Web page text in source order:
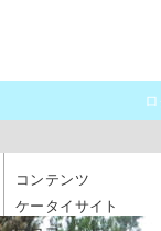
コンテンツ
ケータイサイト